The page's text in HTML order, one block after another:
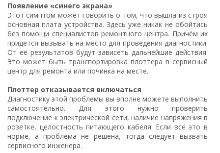
Появление «синего экрана»
Этот симптом может говорить о том, что вышла из строя
основная плата устройства. Здесь уже никак не обойтись
без помощи специалистов ремонтного центра. Причём их
придется вызывать на место для проведения диагностики.
От её результатов будут зависеть дальнейшие действия.
Это может быть транспортировка плоттера в сервисный
центр для ремонта или починка на месте.
Плоттер отказывается включаться
Диагностику этой проблемы вы вполне можете выполнить
самостоятельно. Для этого нужно проверить
подключение к электрической сети, наличие напряжения в
розетке, целостность питающего кабеля. Если всё это в
норме, а проблема не решена, тогда следует вызвать
сервисного инженера.